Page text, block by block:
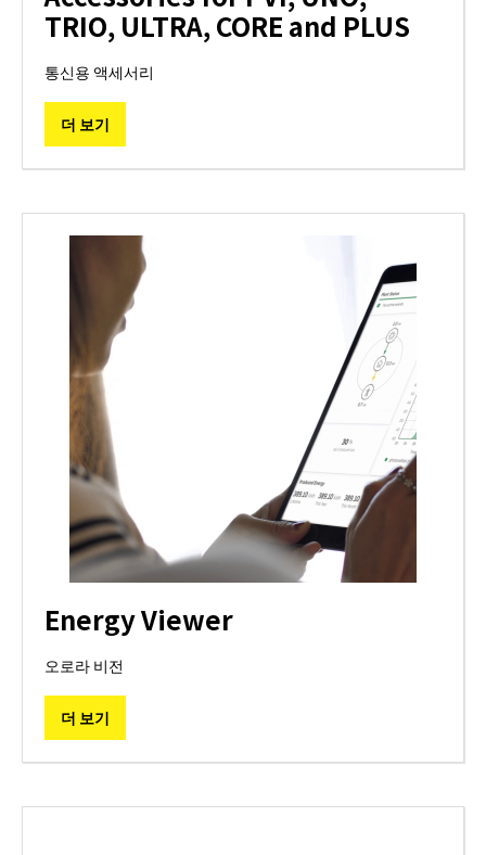
TRIO, ULTRA, CORE and PLUS
통신용 액세서리
더 보기
Energy Viewer
오로라 비전
더 보기